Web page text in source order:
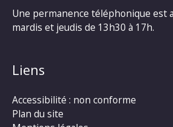
Une permanence téléphonique est
mardis et jeudis de 13h30 à 17h.
Liens
Accessibilité : non conforme
Plan du site